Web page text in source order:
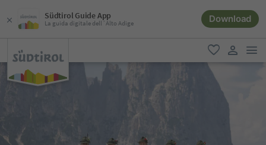
Südtirol Guide App
La guida digitale dell´Alto Adige Download
favoriti
user link